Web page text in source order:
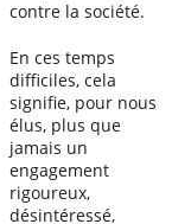
contre la société.
En ces temps
difficiles, cela
signifie, pour nous
élus, plus que
jamais un
engagement
rigoureux,
désintéressé,